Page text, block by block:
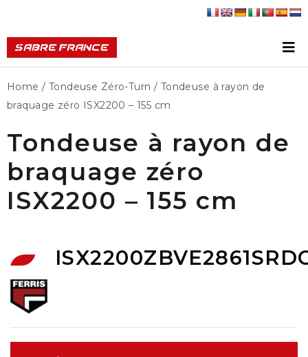
Home / Tondeuse Zéro-Turn / Tondeuse à rayon de
braquage zéro ISX2200 – 155 cm
Tondeuse à rayon de
braquage zéro
ISX2200 – 155 cm